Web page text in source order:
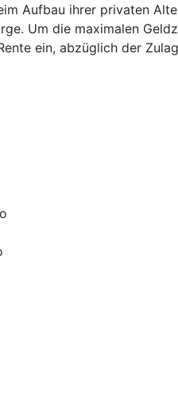
Aufbau ihrer privaten
Um die maximalen
ein, abzüglich der